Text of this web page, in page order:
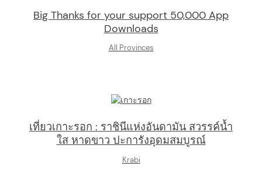
Big Thanks for your support 50,000 App
Downloads
All Provinces
เที่ยวเกาะรอก : ราชินีแห่งอันดามัน สวรรค์น้ำ
ใส หาดขาว ปะการังอุดมสมบูรณ์
Krabi